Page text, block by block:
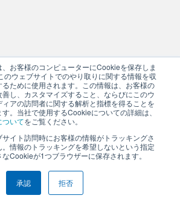
、お客様のコンピューターにCookieを保存しま
ウェブサイトでのやり取りに関する情報を収
ために使用されます。この情報は、お客様の
し、カスタマイズすること、ならびにこのウ
ィアの訪問者に関する解析と指標を得ることを
。当社で使用するCookieについての詳細は、
いてをご覧ください。
イト訪問時にお客様の情報がトラッキングさ
情報のトラッキングを希望しないという指定
Cookieが1つブラウザーに保存されます。
承認 拒否